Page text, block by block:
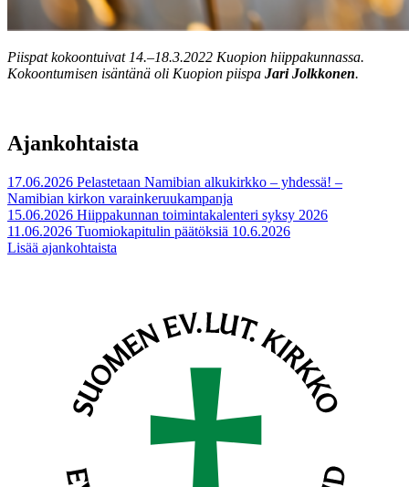
Piispat kokoontuivat 14.‒18.3.2022 Kuopion hiippakunnassa.
Kokoontumisen isäntänä oli Kuopion piispa Jari Jolkkonen.
Ajankohtaista
17.06.2026 Pelastetaan Namibian alkukirkko – yhdessä! –
Namibian kirkon varainkeruukampanja
15.06.2026 Hiippakunnan toimintakalenteri syksy 2026
11.06.2026 Tuomiokapitulin päätöksiä 10.6.2026
Lisää ajankohtaista